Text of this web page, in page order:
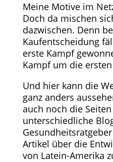
Meine Motive im
Doch da mischen
dazwischen. Denn
Kaufentscheidung
erste Kampf
Kampf um die
Und hier kann die
ganz anders
auch noch die
unterschiedliche
Artikel über die
von Latein-Amerika